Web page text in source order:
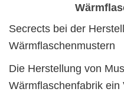
Secrects bei der
Wärmflaschenmustern
Die Herstellung von
Wärmflaschenfabrik